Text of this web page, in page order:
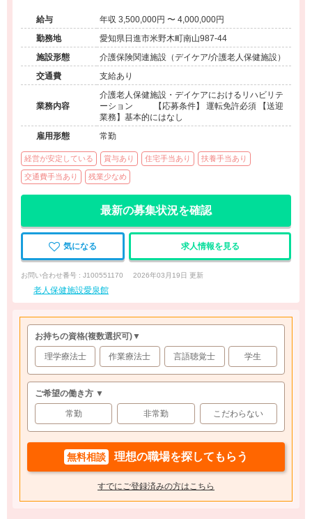
給与
年収 3,500,000円 〜 4,000,000円
勤務地
愛知県日進市米野木町南山987-44
施設形態
介護保険関連施設（デイケア/介護老人保健施設）
交通費
支給あり
業務内容
介護老人保健施設・デイケアにおけるリハビリテ
ーション 【応募条件】 運転免許必須 【送迎
業務】基本的にはなし
雇用形態
常勤
経営が安定している 賞与あり 住宅手当あり 扶養手当あり
交通費手当あり 残業少なめ
最新の募集状況を確認
気になる 求人情報を見る
お問い合わせ番号 : J100551170 2026年03月19日 更新
老人保健施設愛泉館
お持ちの資格(複数選択可)▼
理学療法士 作業療法士 言語聴覚士 学生
ご希望の働き方 ▼
常勤 非常勤 こだわらない
無料相談 理想の職場を探してもらう
すでにご登録済みの方はこちら